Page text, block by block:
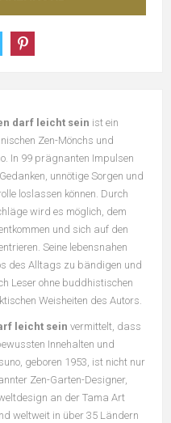
darf leicht sein ist ein
Zen-Mönchs und
In 99 prägnanten Impulsen
unnötige Sorgen und
loslassen können. Durch
wird es möglich, dem
und sich auf den
Seine lebensnahen
des Alltags zu bändigen und
Leser ohne buddhistischen
Weisheiten des Autors.
leicht sein vermittelt, dass
Innehalten und
geboren 1953, ist nicht nur
Zen-Garten-Designer,
an der Tama Art
weltweit in über 35 Ländern